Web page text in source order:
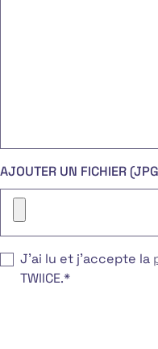
AJOUTER UN FICHIER
J’ai lu et j’accepte la
TWIICE.*